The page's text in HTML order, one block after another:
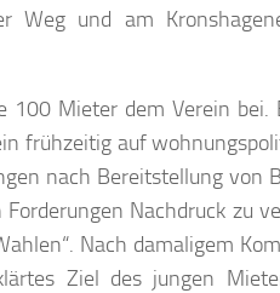
Weg und am
100 Mieter dem Verein
frühzeitig auf
nach Bereitstellung von
Nachdruck zu
Nach damaligem
Ziel des jungen